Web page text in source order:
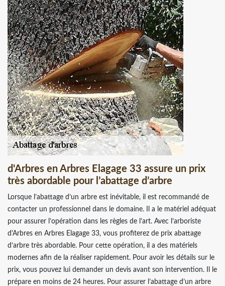
d'Arbres en Arbres Elagage 33 assure un prix
très abordable pour l’abattage d’arbre
Lorsque l’abattage d’un arbre est inévitable, il est recommandé de
contacter un professionnel dans le domaine. Il a le matériel adéquat
pour assurer l’opération dans les règles de l’art. Avec l’arboriste
d'Arbres en Arbres Elagage 33, vous profiterez de prix abattage
d’arbre très abordable. Pour cette opération, il a des matériels
modernes afin de la réaliser rapidement. Pour avoir les détails sur le
prix, vous pouvez lui demander un devis avant son intervention. Il le
prépare en moins de 24 heures. Pour assurer l’abattage d’un arbre